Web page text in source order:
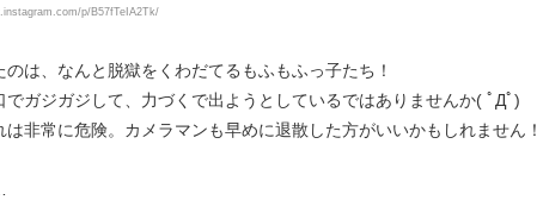
p/B57fTeIA2Tk/
のは、なんと脱獄をくわだてるもふもふっ子たち！
でガジガジして、力づくで出ようとしているではありませんか( ﾟДﾟ)
は非常に危険。カメラマンも早めに退散した方がいいかもしれません！